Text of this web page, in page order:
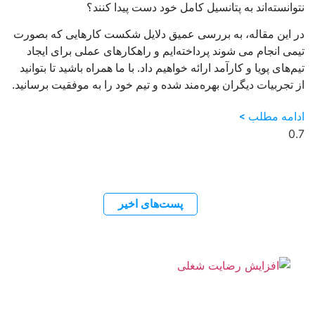
نتوانسته‌اند به پتانسیل کامل خود دست پیدا کنند؟
در این مقاله، به بررسی عمیق دلایل شکست کارهایی که بصورت
تیمی انجام می شوند پرداخته‌ایم و راهکارهای عملی برای ایجاد
تیم‌های پویا و کارآمد ارائه خواهیم داد. با ما همراه باشید تا بتوانید
از تجربیات دیگران بهره‌مند شده و تیم خود را به موفقیت برسانید.
ادامه مطلب >
پست‌های اخیر